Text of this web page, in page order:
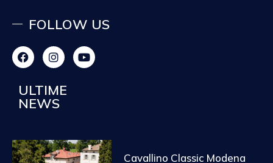
FOLLOW US
ULTIME
NEWS
Cavallino Classic Modena